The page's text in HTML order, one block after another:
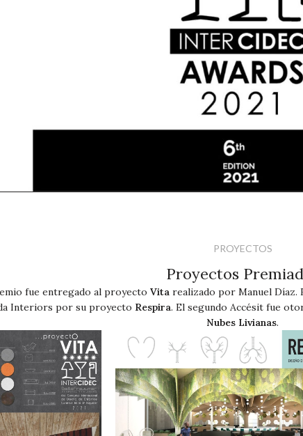
PROYECTOS
Proyectos
fue entregado al proyecto Vitarealizado por Manuel Díaz.
Interiors por su proyecto Respira. El segundo Accésit fue
Nubes Livianas.